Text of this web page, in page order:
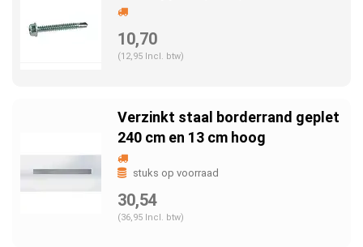
10,70
(12,95 Incl. btw)
Verzinkt staal borderrand geplet
240 cm en 13 cm hoog
stuks op voorraad
30,54
(36,95 Incl. btw)